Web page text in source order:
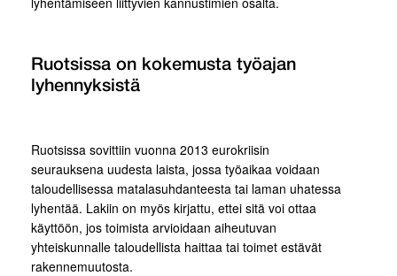
Ruotsissa on kokemusta työajan
lyhennyksistä
Ruotsissa sovittiin vuonna 2013 eurokriisin
seurauksena uudesta laista, jossa työaikaa voidaan
taloudellisessa matalasuhdanteesta tai laman uhatessa
lyhentää. Lakiin on myös kirjattu, ettei sitä voi ottaa
käyttöön, jos toimista arvioidaan aiheutuvan
yhteiskunnalle taloudellista haittaa tai toimet estävät
rakennemuutosta.